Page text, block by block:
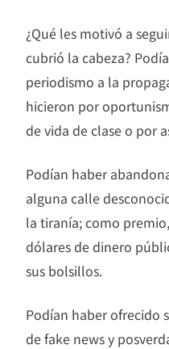
¿Qué les motivó a
cubrió la cabeza?
periodismo a la
hicieron por
de vida de clase o por
Podían haber
alguna calle
la tiranía; como
dólares de dinero
sus bolsillos.
Podían haber ofrecido
de fake news y